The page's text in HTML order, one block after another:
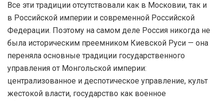
Все эти традиции отсутствовали как в Московии, так и
в Российской империи и современной Российской
Федерации. Поэтому на самом деле Россия никогда не
была историческим преемником Киевской Руси — она
переняла основные традиции государственного
управления от Монгольской империи:
централизованное и деспотическое управление, культ
жестокой власти, государство как военное